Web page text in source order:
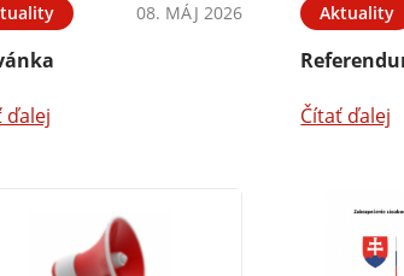
08. MÁJ 2026
ďalej
Aktuality
Čítať ďalej